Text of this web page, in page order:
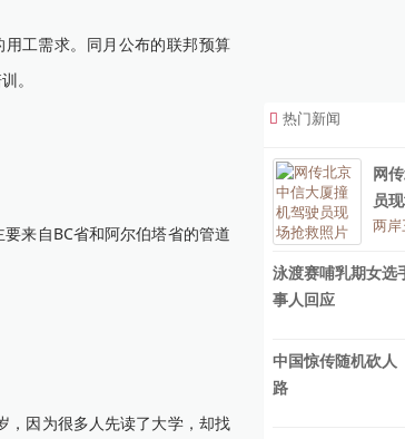
工需求。同月公布的联邦预算
。
来自BC省和阿尔伯塔省的管道
，因为很多人先读了大学，却找
热门新闻
网
员
两岸
泳渡赛哺乳期女选
事人回应
中国惊传随机砍
路